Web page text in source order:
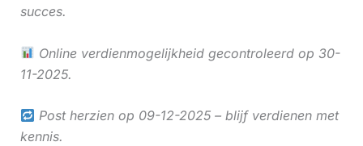
succes.
Online verdienmogelijkheid gecontroleerd op 30-
11-2025.
Post herzien op 09-12-2025 – blijf verdienen met
kennis.